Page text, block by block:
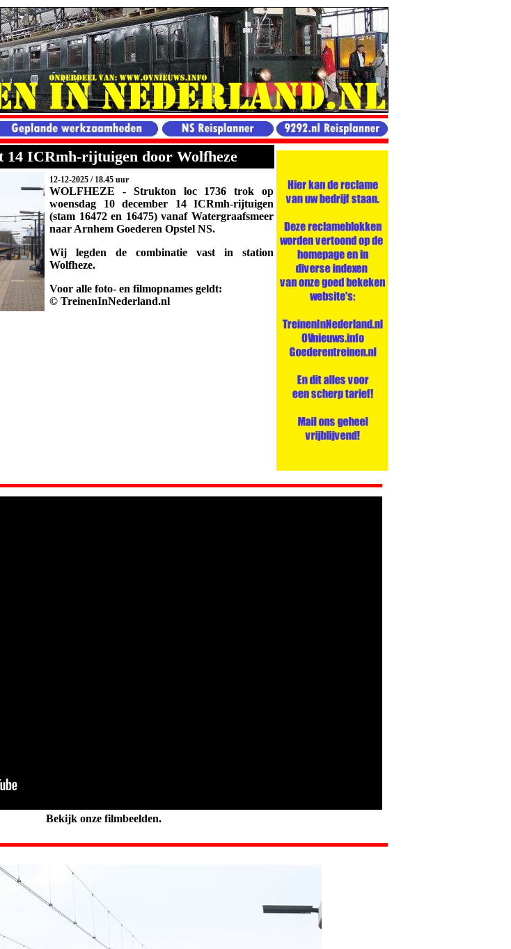
14 ICRmh-rijtuigen door Wolfheze
12-12-2025 / 18.45 uur
WOLFHEZE - Strukton loc 1736 trok op
woensdag 10 december 14 ICRmh-rijtuigen
(stam 16472 en 16475) vanaf Watergraafsmeer
naar Arnhem Goederen Opstel NS.
Wij legden de combinatie vast in station
Wolfheze.
Voor alle foto- en filmopnames geldt:
© TreinenInNederland.nl
Bekijk onze filmbeelden.